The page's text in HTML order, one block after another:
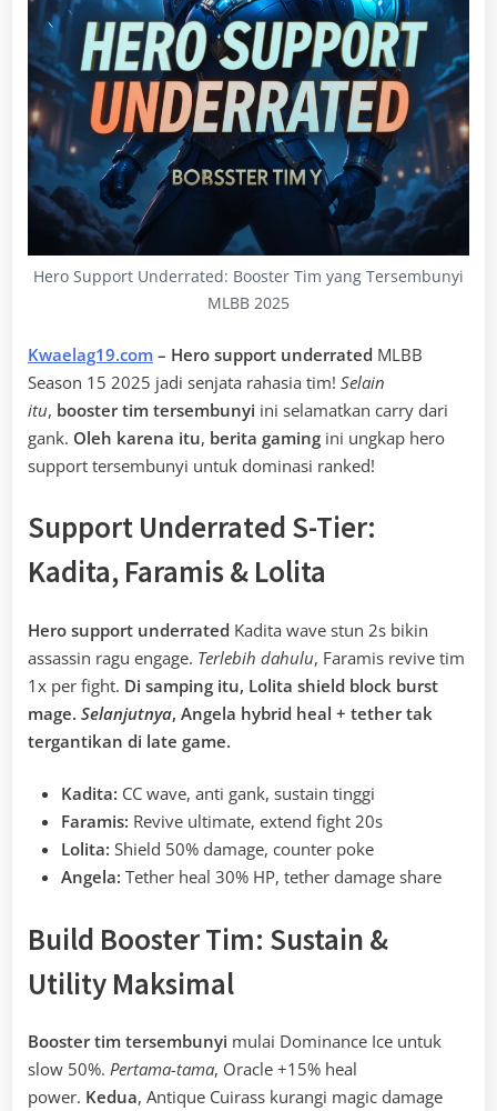
Hero Support Underrated: Booster Tim yang Tersembunyi
MLBB 2025
Kwaelag19.com – Hero support underrated MLBB
Season 15 2025 jadi senjata rahasia tim! Selain
itu, booster tim tersembunyi ini selamatkan carry dari
gank. Oleh karena itu, berita gaming ini ungkap hero
support tersembunyi untuk dominasi ranked!
Support Underrated S-Tier:
Kadita, Faramis & Lolita
Hero support underrated Kadita wave stun 2s bikin
assassin ragu engage. Terlebih dahulu, Faramis revive tim
1x per fight. Di samping itu, Lolita shield block burst
mage. Selanjutnya, Angela hybrid heal + tether tak
tergantikan di late game.
Kadita: CC wave, anti gank, sustain tinggi
Faramis: Revive ultimate, extend fight 20s
Lolita: Shield 50% damage, counter poke
Angela: Tether heal 30% HP, tether damage share
Build Booster Tim: Sustain &
Utility Maksimal
Booster tim tersembunyi mulai Dominance Ice untuk
slow 50%. Pertama-tama, Oracle +15% heal
power. Kedua, Antique Cuirass kurangi magic damage